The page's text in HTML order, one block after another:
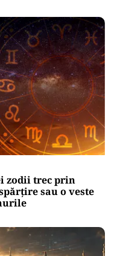
zodii trec prin
sau o veste